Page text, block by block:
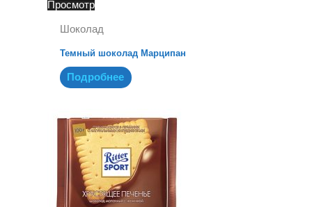
Просмотр
Шоколад
Темный шоколад Марципан
Подробнее